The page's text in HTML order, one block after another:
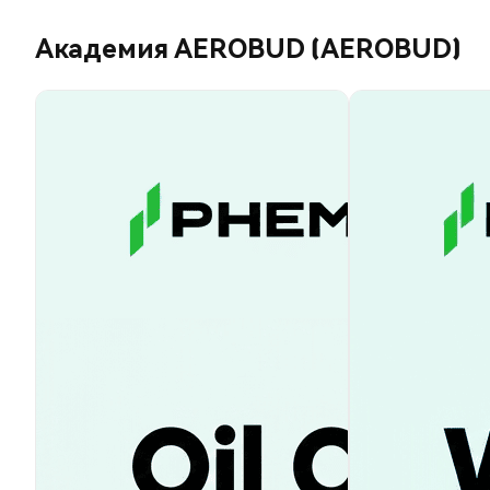
Академия AEROBUD (AEROBUD)